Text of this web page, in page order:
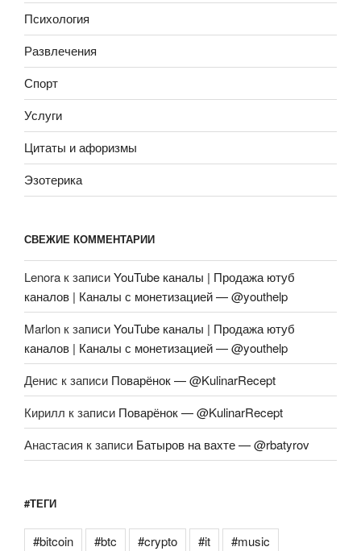
Психология
Развлечения
Спорт
Услуги
Цитаты и афоризмы
Эзотерика
СВЕЖИЕ КОММЕНТАРИИ
Lenora к записиYouTube каналы | Продажа ютуб
каналов | Каналы с монетизацией — @youthelp
Marlon к записиYouTube каналы | Продажа ютуб
каналов | Каналы с монетизацией — @youthelp
Денис к записи Поварёнок — @KulinarRecept
Кирилл к записи Поварёнок — @KulinarRecept
Анастасия к записи Батыров на вахте — @rbatyrov
#ТЕГИ
#bitcoin #btc #crypto #it
#music